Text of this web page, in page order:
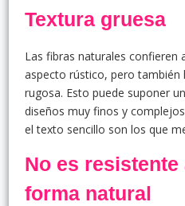
Textura gruesa
Las fibras naturales confieren
aspecto rústico, pero también
rugosa. Esto puede suponer
diseños muy finos y
el texto sencillo son los que
No es resistente
forma natural